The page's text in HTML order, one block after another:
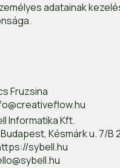
adatainak
Fruzsina
Informatika Kft.
Budapest, Késmárk u. 7/B
sybell.hu